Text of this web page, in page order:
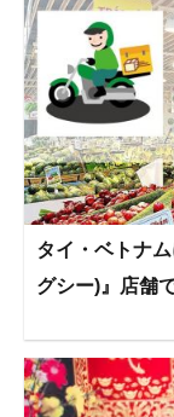
タイ・ベトナ
グシー)』店舗